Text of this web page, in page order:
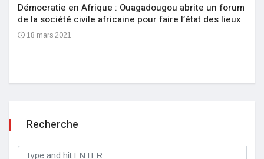
Démocratie en Afrique : Ouagadougou abrite un forum
de la société civile africaine pour faire l’état des lieux
18 mars 2021
Recherche